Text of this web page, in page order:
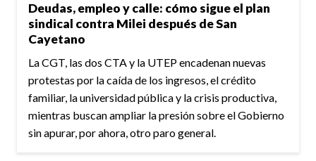
Deudas, empleo y calle: cómo sigue el plan
sindical contra Milei después de San
Cayetano
La CGT, las dos CTA y la UTEP encadenan nuevas
protestas por la caída de los ingresos, el crédito
familiar, la universidad pública y la crisis productiva,
mientras buscan ampliar la presión sobre el Gobierno
sin apurar, por ahora, otro paro general.